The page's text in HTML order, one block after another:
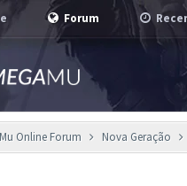
Forum
Online Forum Nova Geração